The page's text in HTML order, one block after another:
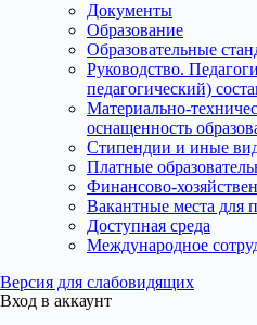
Документы
Образование
Образовательные
Руководство.
педагогический)
Материально-
оснащенность
Стипендии и иные
Платные
Финансово-
Вакантные места для
Доступная среда
Международное
Версия для слабовидящих
Вход в аккаунт